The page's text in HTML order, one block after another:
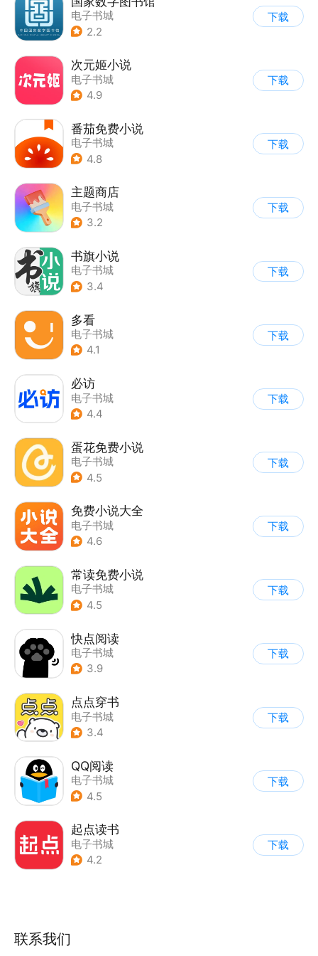
电子书城
2.2
下载
次元姬小说
电子书城
4.9
下载
番茄免费小说
电子书城
4.8
下载
主题商店
电子书城
3.2
下载
书旗小说
电子书城
3.4
下载
多看
电子书城
4.1
下载
必访
电子书城
4.4
下载
蛋花免费小说
电子书城
4.5
下载
免费小说大全
电子书城
4.6
下载
常读免费小说
电子书城
4.5
下载
快点阅读
电子书城
3.9
下载
点点穿书
电子书城
3.4
下载
QQ阅读
电子书城
4.5
下载
起点读书
电子书城
4.2
下载
联系我们